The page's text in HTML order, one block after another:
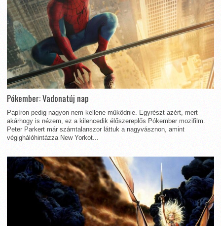
Pókember: Vadonatúj nap
Papíron pedig nagyon nem kellene működnie. Egyrészt azért, mert
akárhogy is nézem, ez a kilencedik élőszereplős Pókember mozifilm.
Peter Parkert már számtalanszor láttuk a nagyvásznon, amint
végighálóhintázza New Yorkot...